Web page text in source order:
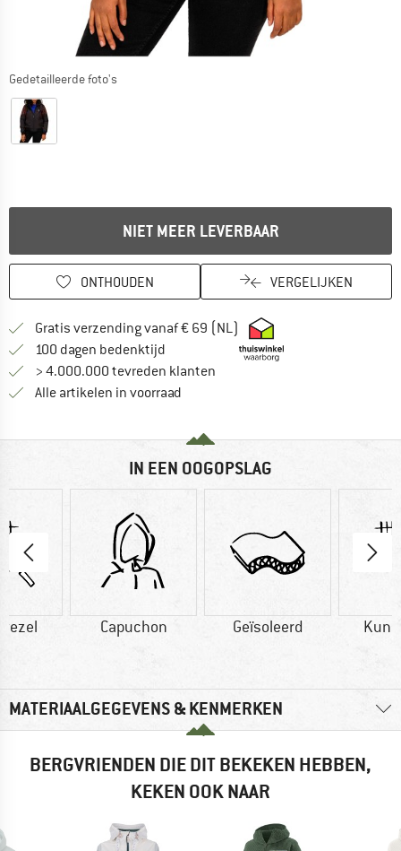
Gedetailleerde foto's
NIET MEER LEVERBAAR
ONTHOUDEN VERGELIJKEN
Gratis verzending vanaf € 69 (NL) Vind hier de
100 dagen bedenktijd Vind de betalingsinformatie hier!
> 4.000.000 tevreden klanten
Alle artikelen in voorraad
IN EEN OOGOPSLAG
Capuchon Geïsoleerd
MATERIAALGEGEVENS & KENMERKEN
BERGVRIENDEN DIE DIT BEKEKEN HEBBEN,
KEKEN OOK NAAR